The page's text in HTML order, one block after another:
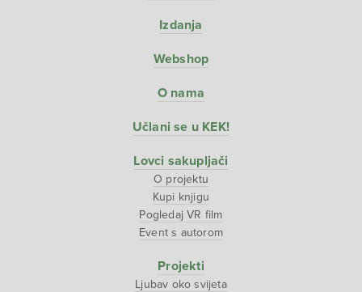
Izdanja
Webshop
O nama
Učlani se u KEK!
Lovci sakupljači
O projektu
Kupi knjigu
Pogledaj VR film
Event s autorom
Projekti
Ljubav oko svijeta